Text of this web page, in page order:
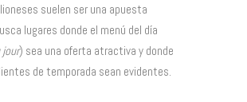
suelen ser una apuesta
lugares donde el menú del día
jour) sea una oferta atractiva y donde
de temporada sean evidentes.